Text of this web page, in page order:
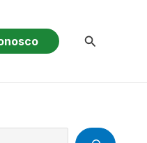
Pesquisar